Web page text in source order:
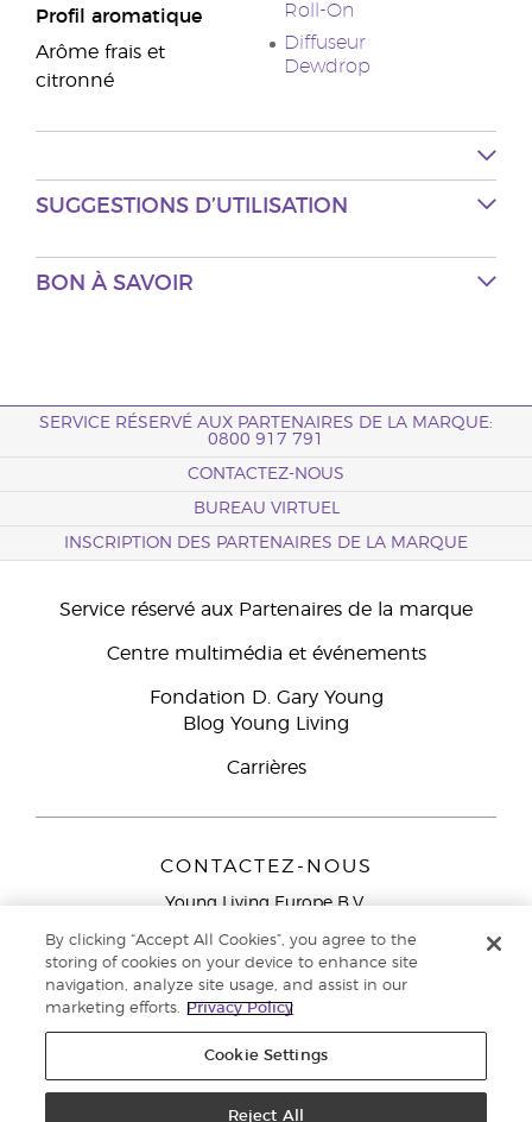
Profil aromatique
Arôme frais et
citronné
Roll-On
Diffuseur
Dewdrop
SUGGESTIONS D’UTILISATION
BON À SAVOIR
SERVICE RÉSERVÉ AUX PARTENAIRES DE LA MARQUE:
0800 917 791
CONTACTEZ-NOUS
BUREAU VIRTUEL
INSCRIPTION DES PARTENAIRES DE LA MARQUE
Service réservé aux Partenaires de la marque
Centre multimédia et événements
Fondation D. Gary Young
Blog Young Living
Carrières
CONTACTEZ-NOUS
Young Living Europe B.V.
9727 AJ Groningen
Service réservé aux Partenaires de la marque
791
Politique de confidentialité
By clicking “Accept All Cookies”, you agree to the
storing of cookies on your device to enhance site
navigation, analyze site usage, and assist in our
marketing efforts.
Privacy Policy
Cookie Settings
Reject All